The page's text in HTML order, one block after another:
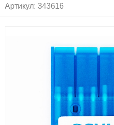
Артикул: 343616